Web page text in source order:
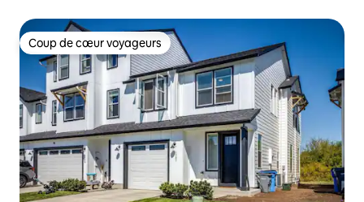
Coup de cœur voyageurs
Coup de cœur voyageurs